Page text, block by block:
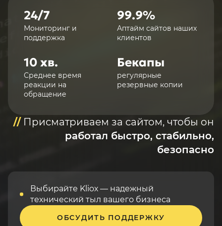
24/7
Мониторинг и
поддержка
99.9%
Аптайм сайтов наших
клиентов
10 хв.
Среднее время
реакции на
обращение
Бекапы
регулярные
резервные копии
//Присматриваем за сайтом, чтобы он
работал быстро, стабильно,
безопасно
Выбирайте Klioх — надежный
технический тыл вашего бизнеса
ОБСУДИТЬ ПОДДЕРЖКУ